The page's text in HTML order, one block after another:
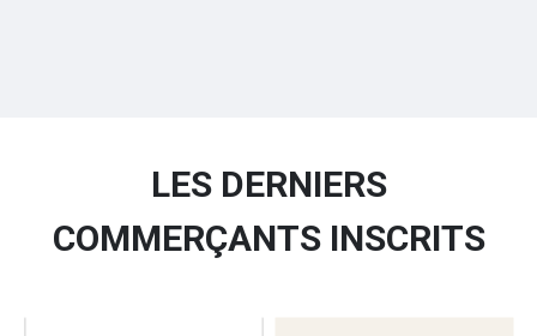
LES DERNIERS
COMMERÇANTS INSCRITS